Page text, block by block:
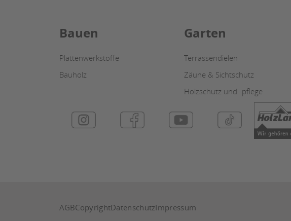
Bauen
Plattenwerkstoffe
Bauholz
Garten
Terrassendielen
Zäune & Sichtschutz
Holzschutz und -pflege
AGBCopyrightDatenschutzImpressum